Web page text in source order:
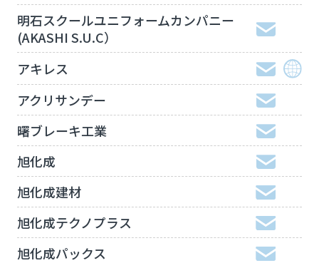
明石スクールユニフォームカンパニー
(AKASHI S.U.C）
アキレス
アクリサンデー
曙ブレーキ工業
旭化成
旭化成建材
旭化成テクノプラス
旭化成パックス